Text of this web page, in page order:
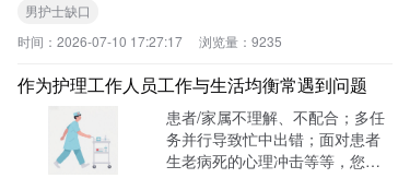
男护士缺口
时间： 2026-07-10 17:27:17 浏览量： 9235
作为护理工作人员工作与生活均衡常遇到问题
患者/家属不理解、不配合；多任
务并行导致忙中出错；面对患者
生老病死的心理冲击等等，您是